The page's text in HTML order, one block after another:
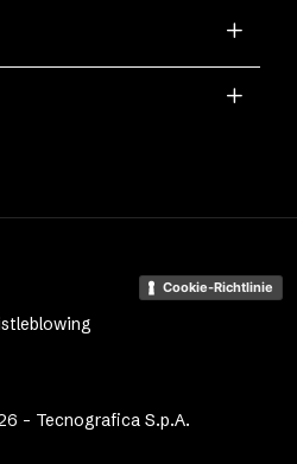
- Tecnografica S.p.A.
Cookie-Richtlinie